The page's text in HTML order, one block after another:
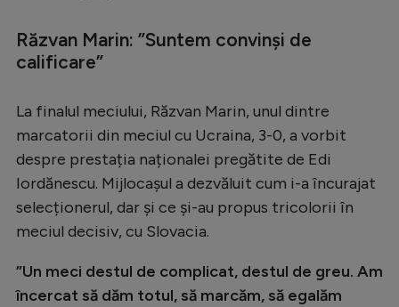
EURO 2024
Clasamente
Tenis
Handbal
Natație
Formula 1
Răzvan Marin: ”Suntem convinși de
calificare”
La finalul meciului, Răzvan Marin, unul dintre
marcatorii din meciul cu Ucraina, 3-0, a vorbit
despre prestația naționalei pregătite de Edi
Iordănescu. Mijlocașul a dezvăluit cum i-a încurajat
selecționerul, dar și ce și-au propus tricolorii în
meciul decisiv, cu Slovacia.
”Un meci destul de complicat, destul de greu. Am
încercat să dăm totul, să marcăm, să egalăm